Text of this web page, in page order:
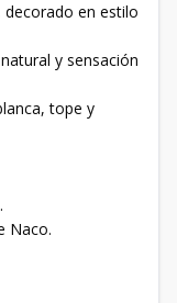
en estilo
y sensación
tope y
Naco.